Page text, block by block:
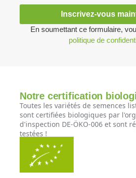
Inscrivez-vous
En soumettant ce formulaire,
politique de
Notre certification
Toutes les variétés de semences
sont certifiées biologiques par
d'inspection DE-ÖKO-006 et sont
testées !